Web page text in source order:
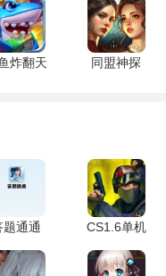
幕下方区域，信息提示
，整个引导流程的步骤
素显得清晰分明，不同
机版
炸翻天
同盟神探
题通通
安
卓版
CS1.6单机
版 1.35 安
卓版